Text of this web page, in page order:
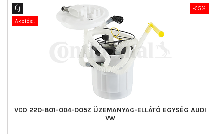
-55%
Új
Akciós!
VDO 220-801-004-005Z ÜZEMANYAG-ELLÁTÓ EGYSÉG AUDI
VW